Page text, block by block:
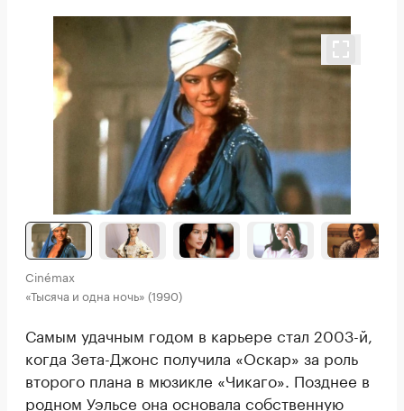
Cinémax
«Тысяча и одна ночь» (1990)
Самым удачным годом в карьере стал 2003-й,
когда Зета-Джонс получила «Оскар» за роль
второго плана в мюзикле «Чикаго». Позднее в
родном Уэльсе она основала собственную